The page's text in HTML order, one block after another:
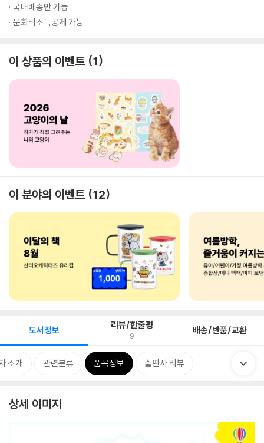
국내배송만 가능
문화비소득공제 가능
이 상품의 이벤트 1
이 분야의 이벤트 12
도서정보 리뷰/한줄평
9 배송/반품/교환
소개 관련분류 품목정보 출판사 리뷰
상세 이미지